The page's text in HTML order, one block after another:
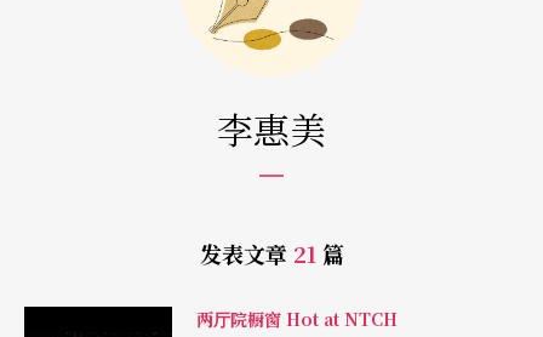
李惠美
发表文章 21 篇
两厅院橱窗 Hot at NTCH